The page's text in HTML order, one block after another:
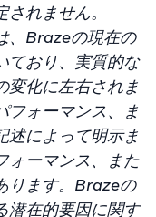
れません。
、Brazeの現在の
ており、実質的な
変化に左右されま
フォーマンス、ま
述によって明示ま
ォーマンス、また
ります。Brazeの
潜在的要因に関す